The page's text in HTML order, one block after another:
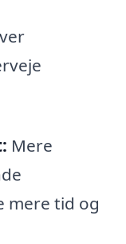
Mere
tid og